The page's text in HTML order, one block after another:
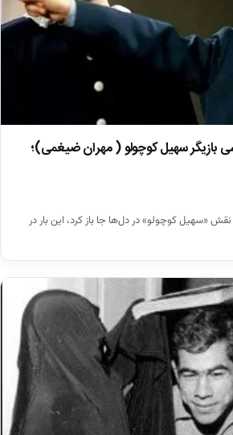
سهیل کوچولو ( مهران ضیغمی)؛
«سهیل کوچولو» در دل‌ها جا باز کرد، این بار در